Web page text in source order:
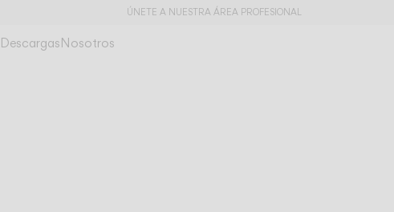
ÚNETE A NUESTRA ÁREA PROFESIONAL
DescargasNosotros